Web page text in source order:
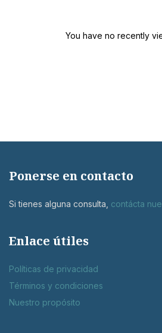
You have no recently
Ponerse en contacto
Si tienes alguna consulta, contácta
Enlace útiles
Políticas de privacidad
Términos y condiciones
Nuestro propósito